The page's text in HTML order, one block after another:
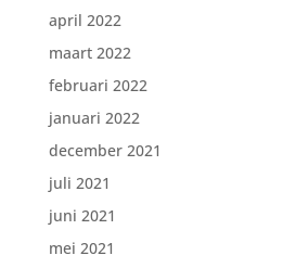
april 2022
maart 2022
februari 2022
januari 2022
december 2021
juli 2021
juni 2021
mei 2021